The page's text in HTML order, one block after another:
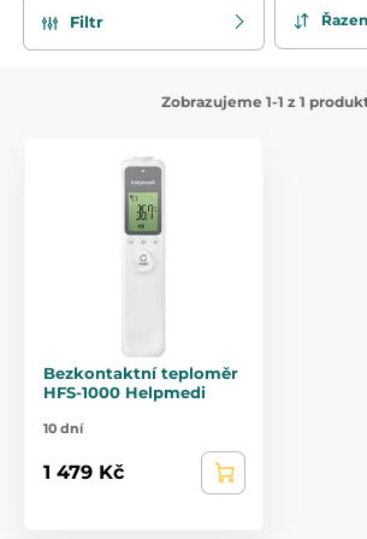
Filtr
Zobrazujeme 1-1 z 1
Bezkontaktní teploměr
HFS-1000 Helpmedi
10 dní
1 479 Kč